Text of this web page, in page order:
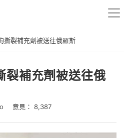
撕裂補充劑被送往俄羅斯
補充劑被送往俄
意見： 8,387